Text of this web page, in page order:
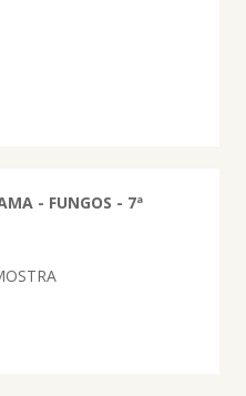
- FUNGOS - 7ª